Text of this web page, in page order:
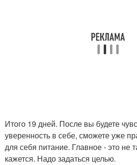
Итого 19 дней. После вы будете
уверенность в себе, сможете уже
для себя питание. Главное - это не
кажется. Надо задаться целью.